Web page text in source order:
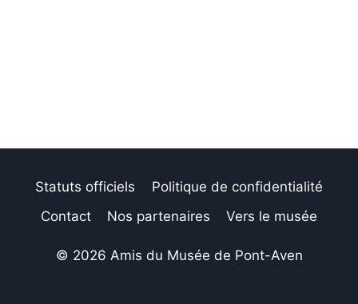
Statuts officiels
Politique de confidentialité
Contact
Nos partenaires Vers le musée
© 2026 Amis du Musée de Pont-Aven